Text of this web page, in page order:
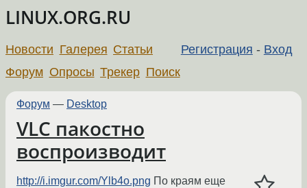
LINUX.ORG.RU
Регистрация - Вход
Новости Галерея Статьи
Форум Опросы Трекер Поиск
Форум — Desktop
VLC пакостно
воспроизводит
http://i.imgur.com/Ylb4o.png По краям еще